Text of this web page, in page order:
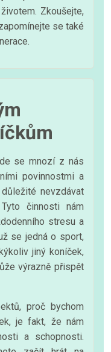
Zkoušejte,
se také
se mnozí z nás
povinnostmi a
nevzdávat
činnosti nám
stresu a
se jedná o sport,
jiný koníček,
výrazně přispět
proč bychom
je fakt, že nám
a schopnosti.